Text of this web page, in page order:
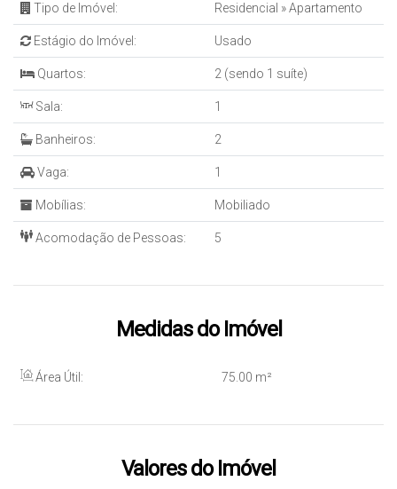
Tipo de Imóvel: Residencial »Apartamento
Estágio do Imóvel: Usado
Quartos: 2 (sendo 1 suíte)
Sala: 1
Banheiros: 2
Vaga: 1
Mobílias: Mobiliado
Acomodação de Pessoas: 5
Medidas do Imóvel
Área Útil: 75.00 m²
Valores do Imóvel